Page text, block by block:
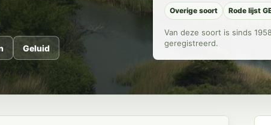
Geluid
Overige soort Rode lijst
Van deze soort is sinds
geregistreerd.